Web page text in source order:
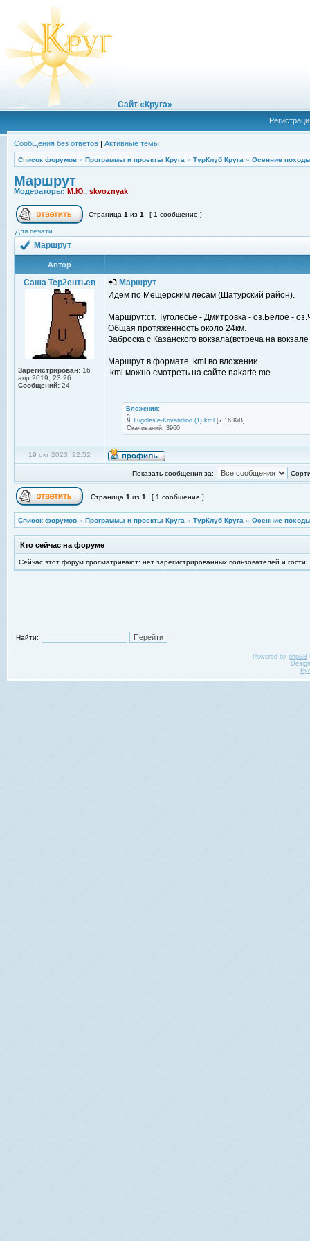
Сайт «Круга»
Сообщения без ответов | Активные темы
Список форумов » Программы и проекты Круга » ТурКлуб Круга » Осенние
Маршрут
Модераторы: М.Ю., skvoznyak
Страница 1 из 1 [ 1 сообщение ]
Для печати
Маршрут
Автор
Саша Тер2ентьев
Зарегистрирован: 16
апр 2019, 23:26
Сообщений: 24
Маршрут
Идем по Мещерским лесам (Шатурский район).
Маршрут:ст. Туголесье - Дмитровка - оз.Белое -
Общая протяженность около 24км.
Заброска с Казанского вокзала(встреча на
Маршрут в формате .kml во вложении.
.kml можно смотреть на сайте nakarte.me
Вложения:
Tugoles'e-Krivandino (1).kml
[7.16 KiB]
Скачиваний: 3960
19 окт 2023, 22:52
Показать сообщения за:
Страница 1 из 1 [ 1 сообщение ]
Список форумов » Программы и проекты Круга » ТурКлуб Круга » Осенние
Кто сейчас на форуме
Сейчас этот форум просматривают: нет зарегистрированных пользователей и гости:
Найти:
Powered by phpBB